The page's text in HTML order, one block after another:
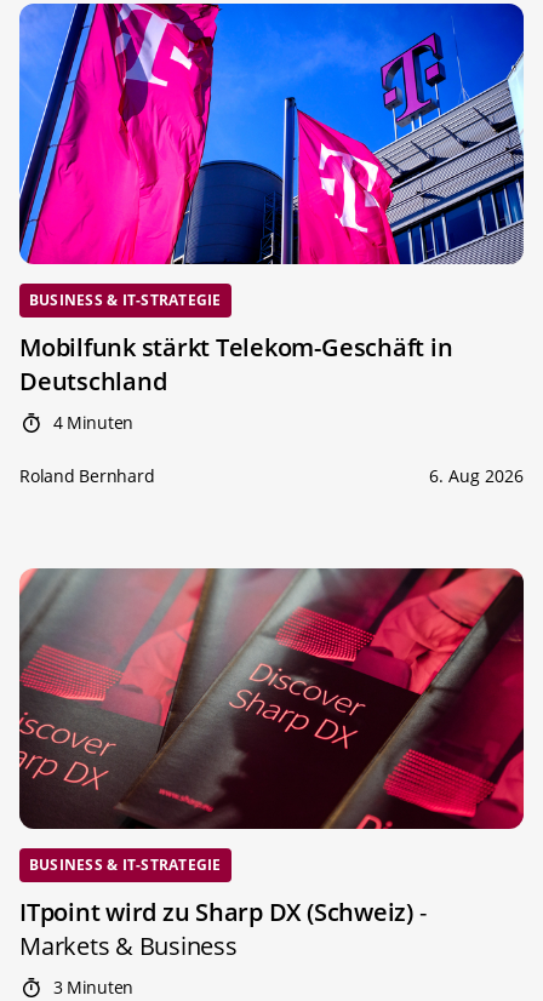
BUSINESS & IT-STRATEGIE
Mobilfunk stärkt Telekom-Geschäft in
Deutschland
4 Minuten
Roland Bernhard 6. Aug 2026
BUSINESS & IT-STRATEGIE
ITpoint wird zu Sharp DX (Schweiz)-
Markets & Business
3 Minuten